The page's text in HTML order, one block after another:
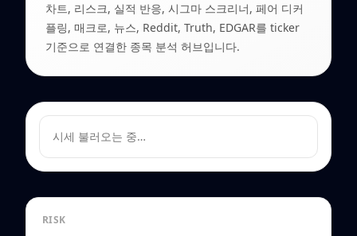
차트, 리스크, 실적 반응, 시그마 스크리너, 페어 디커
플링, 매크로, 뉴스, Reddit, Truth, EDGAR를 ticker
기준으로 연결한 종목 분석 허브입니다.
시세 불러오는 중…
RISK